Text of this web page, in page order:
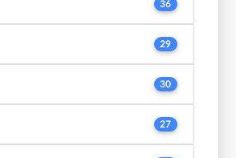
36
29
30
27